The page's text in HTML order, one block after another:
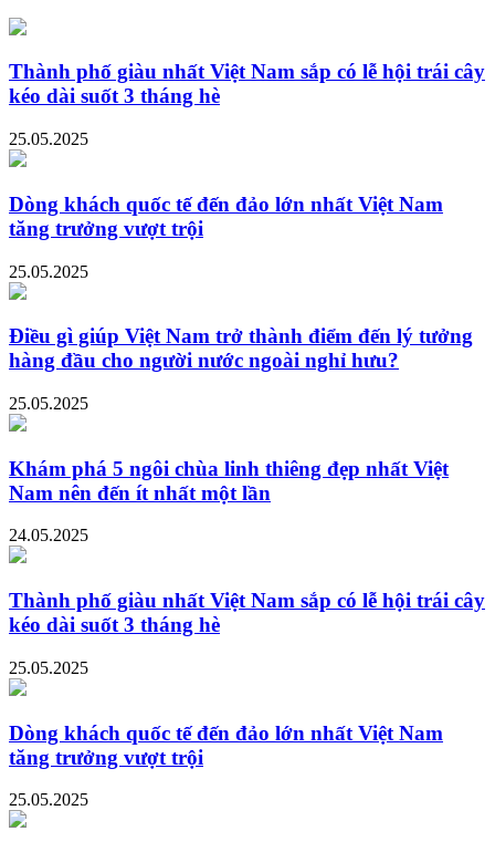
Thành phố giàu nhất Việt Nam sắp có lễ hội trái cây
kéo dài suốt 3 tháng hè
25.05.2025
Dòng khách quốc tế đến đảo lớn nhất Việt Nam
tăng trưởng vượt trội
25.05.2025
Điều gì giúp Việt Nam trở thành điểm đến lý tưởng
hàng đầu cho người nước ngoài nghỉ hưu?
25.05.2025
Khám phá 5 ngôi chùa linh thiêng đẹp nhất Việt
Nam nên đến ít nhất một lần
24.05.2025
Thành phố giàu nhất Việt Nam sắp có lễ hội trái cây
kéo dài suốt 3 tháng hè
25.05.2025
Dòng khách quốc tế đến đảo lớn nhất Việt Nam
tăng trưởng vượt trội
25.05.2025